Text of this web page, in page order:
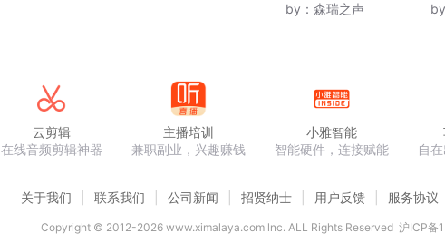
by： 森瑞之声
云剪辑
在线音频剪辑神器
主播培训
兼职副业，兴趣赚钱
小雅智能
智能硬件，连接赋能
自
关于我们 联系我们 公司新闻 招贤纳士 用户反馈 服务协议
Copyright © 2012-2026www.ximalaya.com lnc. ALL Rights Reserved 沪ICP备